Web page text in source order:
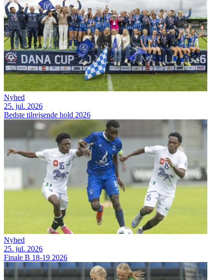
Nyhed
25. jul. 2026
Bedste tilrejsende hold 2026
Nyhed
25. jul. 2026
Finale B 18-19 2026